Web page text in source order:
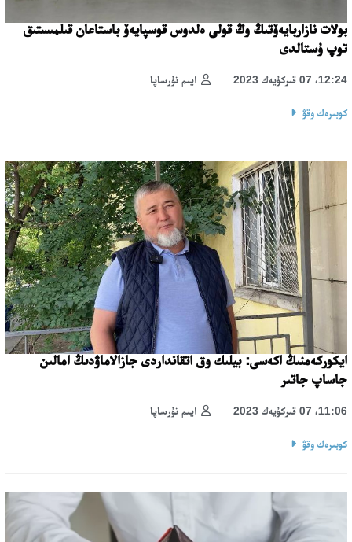
بولات نازاربايەۆتىڭ وڭ قولى ەلدوس قوسپايەۆ باستاعان قىلمىستىق
توپ ۇستالدى
ايىم نۇرساپا 12:24، 07 قىركۇيەك 2023
كوبىرەك وقۋ
ايكوركەمنىڭ اكەسى: بيلىك وق اتقانداردى جازالاماۋدىڭ امالىن
جاساپ جاتىر
ايىم نۇرساپا 11:06، 07 قىركۇيەك 2023
كوبىرەك وقۋ